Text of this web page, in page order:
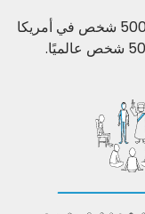
لتدريب على الأقل صانع تلميذ واحد لكل 5000 شخص في أمريكا